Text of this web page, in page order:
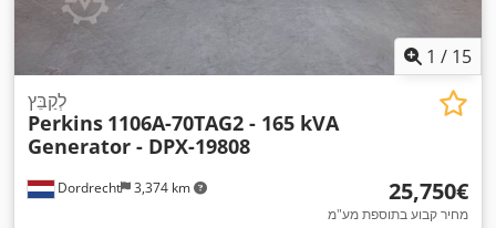
1 / 15
Dordrecht 3,374 km
לְקַבֵּץ
Perkins 1106A-70TAG2 - 165 kVA
Generator - DPX-19808
‏25,750 ‏€
מחיר קבוע בתוספת מע"מ